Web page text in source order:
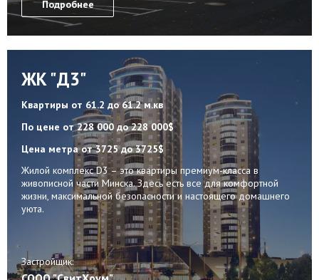
Подробнее
ЖК "Д3"
Квартиры от 61.2 до 61.2 м.кв
По цене от 228 000 до 228 000$
Цена метраот 3725 до 3725$
Жилой комплекс D3 – это квартиры премиум-класса в
живописной части Минска. Здесь есть все для комфортной
жизни, максимальной безопасности и настоящего домашнего
уюта.
Застройщик: